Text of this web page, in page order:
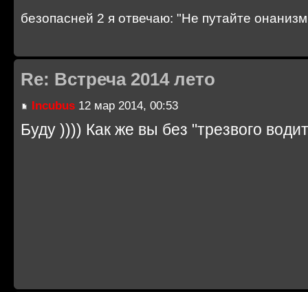
безопасней 2 я отвечаю: "Не путайте
Re: Встреча 2014 лето
Incubus 12 мар 2014, 00:53
Буду )))) Как же вы без "трезвого